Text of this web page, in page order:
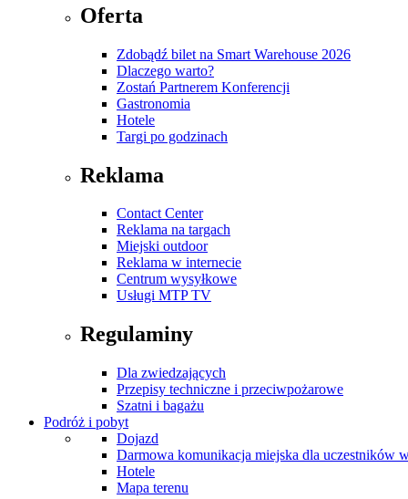
Oferta
Zdobądź bilet na Smart Warehouse 2026
Dlaczego warto?
Zostań Partnerem Konferencji
Gastronomia
Hotele
Targi po godzinach
Reklama
Contact Center
Reklama na targach
Miejski outdoor
Reklama w internecie
Centrum wysyłkowe
Usługi MTP TV
Regulaminy
Dla zwiedzających
Przepisy techniczne i przeciwpożarowe
Szatni i bagażu
Podróż i pobyt
Dojazd
Darmowa komunikacja miejska dla uczestników
Hotele
Mapa terenu